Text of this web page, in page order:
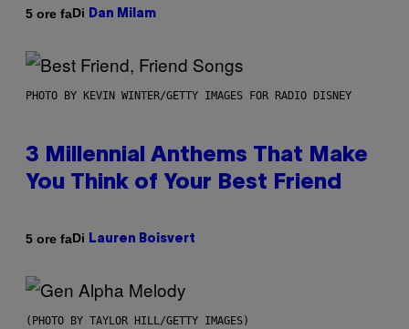
5 ore faDi Dan Milam
PHOTO BY KEVIN WINTER/GETTY IMAGES FOR RADIO DISNEY
3 Millennial Anthems That Make
You Think of Your Best Friend
5 ore faDi Lauren Boisvert
(PHOTO BY TAYLOR HILL/GETTY IMAGES)